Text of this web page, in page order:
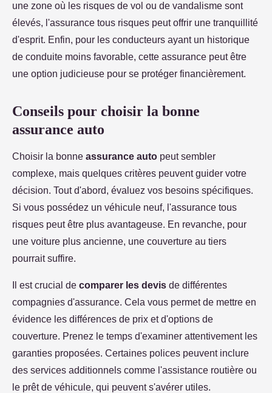
une zone où les risques de vol ou de vandalisme sont
élevés, l'assurance tous risques peut offrir une tranquillité
d'esprit. Enfin, pour les conducteurs ayant un historique
de conduite moins favorable, cette assurance peut être
une option judicieuse pour se protéger financièrement.
Conseils pour choisir la bonne
assurance auto
Choisir la bonne assurance auto peut sembler
complexe, mais quelques critères peuvent guider votre
décision. Tout d'abord, évaluez vos besoins spécifiques.
Si vous possédez un véhicule neuf, l'assurance tous
risques peut être plus avantageuse. En revanche, pour
une voiture plus ancienne, une couverture au tiers
pourrait suffire.
Il est crucial de comparer les devis de différentes
compagnies d'assurance. Cela vous permet de mettre en
évidence les différences de prix et d'options de
couverture. Prenez le temps d'examiner attentivement les
garanties proposées. Certaines polices peuvent inclure
des services additionnels comme l'assistance routière ou
le prêt de véhicule, qui peuvent s'avérer utiles.